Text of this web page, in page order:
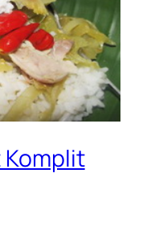
Komplit